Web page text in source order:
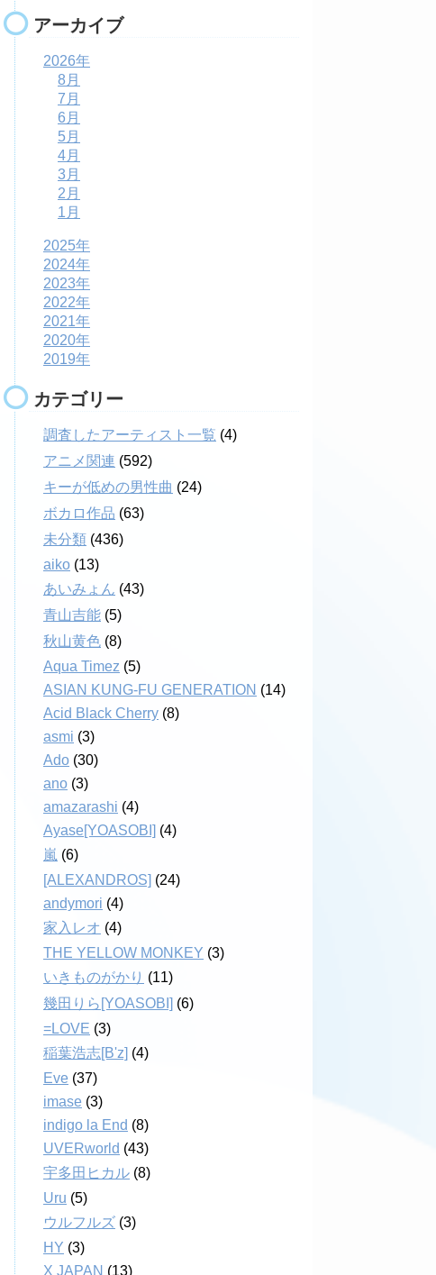
アーカイブ
2026年
8月
7月
6月
5月
4月
3月
2月
1月
2025年
2024年
2023年
2022年
2021年
2020年
2019年
カテゴリー
調査したアーティスト一覧 (4)
アニメ関連 (592)
キーが低めの男性曲 (24)
ボカロ作品 (63)
未分類 (436)
aiko (13)
あいみょん (43)
青山吉能 (5)
秋山黄色 (8)
Aqua Timez (5)
ASIAN KUNG-FU GENERATION (14)
Acid Black Cherry (8)
asmi (3)
Ado (30)
ano (3)
amazarashi (4)
Ayase[YOASOBI] (4)
嵐 (6)
[ALEXANDROS] (24)
andymori (4)
家入レオ (4)
THE YELLOW MONKEY (3)
いきものがかり (11)
幾田りら[YOASOBI] (6)
=LOVE (3)
稲葉浩志[B'z] (4)
Eve (37)
imase (3)
indigo la End (8)
UVERworld (43)
宇多田ヒカル (8)
Uru (5)
ウルフルズ (3)
HY (3)
X JAPAN (13)